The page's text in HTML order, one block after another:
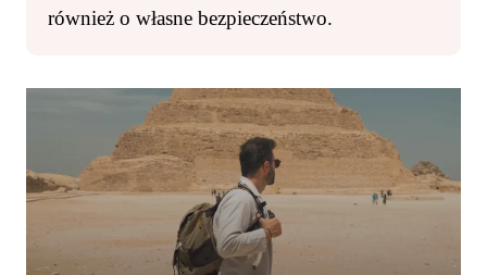
również o własne bezpieczeństwo.